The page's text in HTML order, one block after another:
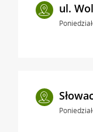
ul.